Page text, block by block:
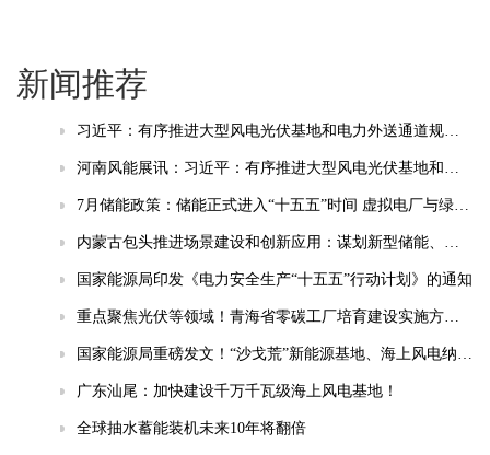
新闻推荐
习近平：有序推进大型风电光伏基地和电力外送通道规划建设，加快重点行业清洁能源替代
河南风能展讯：习近平：有序推进大型风电光伏基地和电力外送通道规划建设，加快重点行业清洁能源替代
7月储能政策：储能正式进入“十五五”时间 虚拟电厂与绿电直连成热点
内蒙古包头推进场景建设和创新应用：谋划新型储能、智能电网等相关场景
国家能源局印发《电力安全生产“十五五”行动计划》的通知
重点聚焦光伏等领域！青海省零碳工厂培育建设实施方案(试行)发布
国家能源局重磅发文！“沙戈荒”新能源基地、海上风电纳入“十五五”安全重点管控工程
广东汕尾：加快建设千万千瓦级海上风电基地！
全球抽水蓄能装机未来10年将翻倍